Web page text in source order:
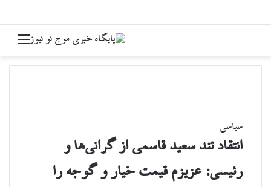
منو
سیاسی
انتقاد تند سعید قاسمی از گرانی‌ها و
رئیسی: عزیزم قیمت خیار و گوجه را